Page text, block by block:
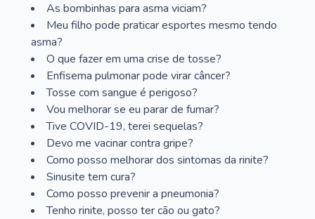
As bombinhas para asma viciam?
Meu filho pode praticar esportes mesmo tendo
asma?
O que fazer em uma crise de tosse?
Enfisema pulmonar pode virar câncer?
Tosse com sangue é perigoso?
Vou melhorar se eu parar de fumar?
Tive COVID-19, terei sequelas?
Devo me vacinar contra gripe?
Como posso melhorar dos sintomas da rinite?
Sinusite tem cura?
Como posso prevenir a pneumonia?
Tenho rinite, posso ter cão ou gato?